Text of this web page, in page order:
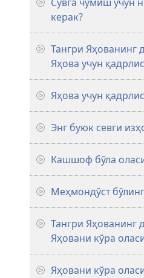
керак?
Тангри Яҳованинг
Яҳова учун
Яҳова учун
Энг буюк севги
Кашшоф бўла
Меҳмондўст бўлинг
Тангри Яҳованинг
Яҳовани кўра
Яҳовани кўра